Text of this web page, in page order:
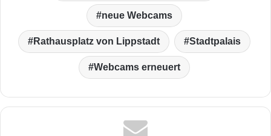
neue Webcams
Rathausplatz von Lippstadt Stadtpalais
Webcams erneuert